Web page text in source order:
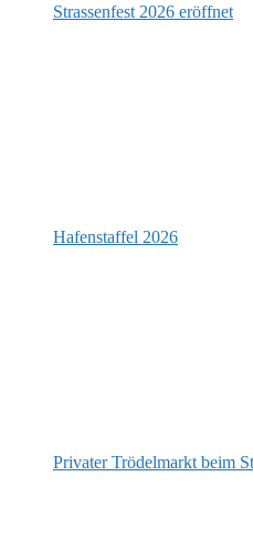
Strassenfest 2026 eröffnet
Hafenstaffel 2026
Privater Trödelmarkt beim